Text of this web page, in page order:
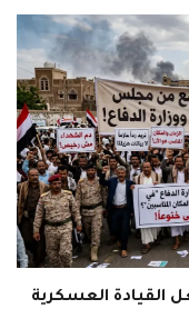
العسكرية